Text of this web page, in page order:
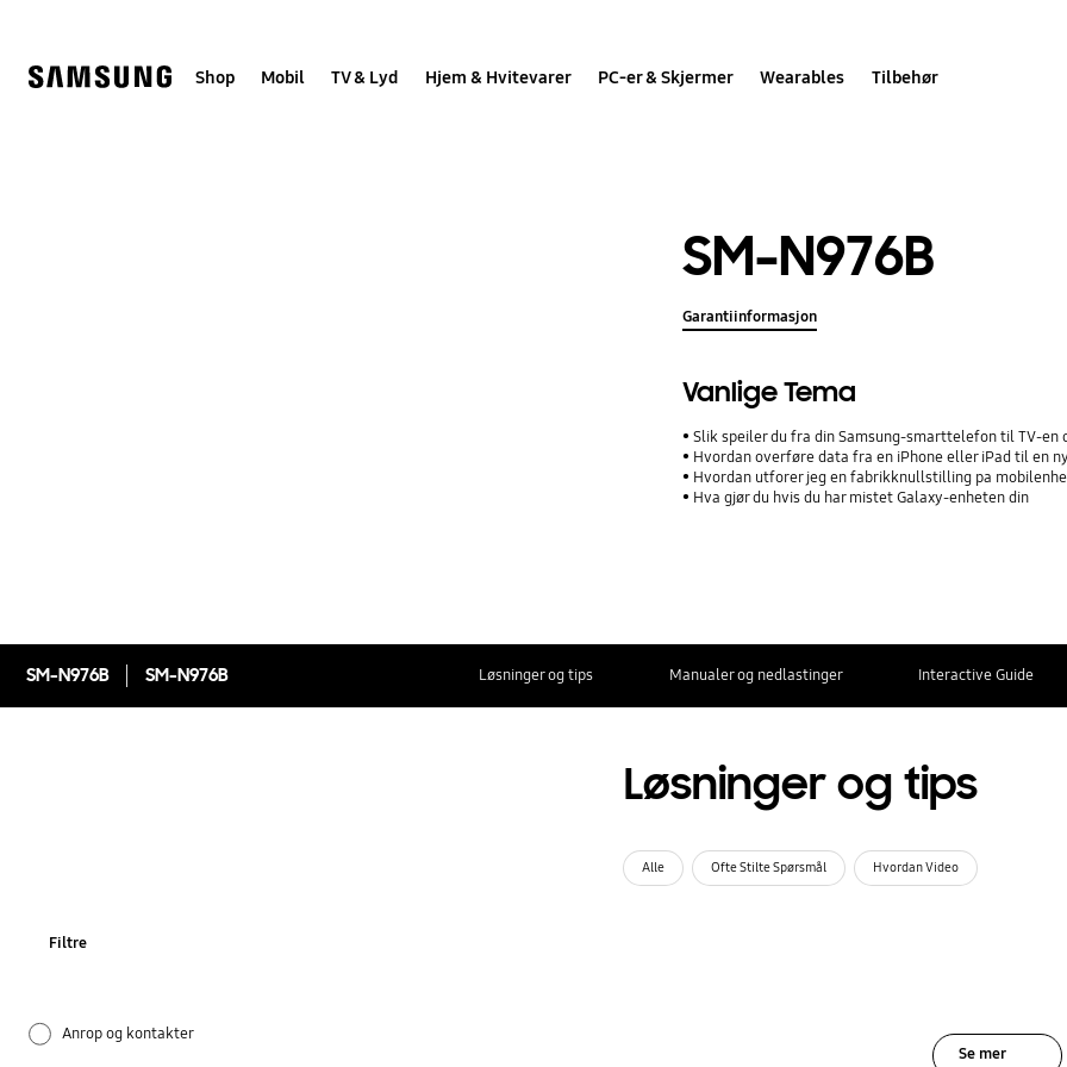
Shop Mobil TV & Lyd Hjem & Hvitevarer PC-er & Skjermer Wearables Tilbehør
SM-N976B
Garantiinformasjon
Vanlige Tema
Slik speiler du fra din Samsung-smarttelefon til TV-en
Hvordan overføre data fra en iPhone eller iPad til en
Hvordan utforer jeg en fabrikknullstilling pa
Hva gjør du hvis du har mistet Galaxy-enheten din
SM-N976B SM-N976B Løsninger og tips Manualer og nedlastinger Interactive Guide
Løsninger og tips
Alle Ofte Stilte Spørsmål Hvordan Video
Filtre
Anrop og kontakter
Se mer